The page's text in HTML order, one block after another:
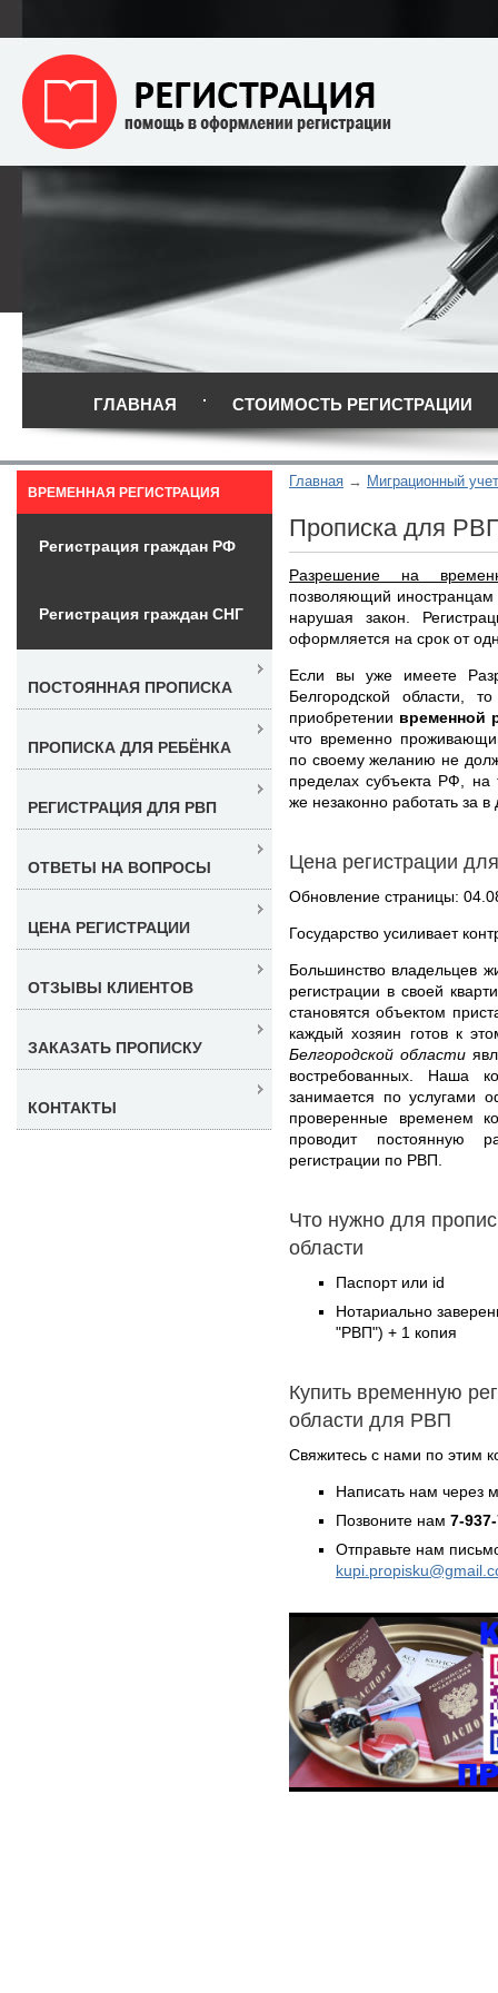
ГЛАВНАЯ СТОИМОСТЬ РЕГИСТРАЦИИ
Главная Миграционный
Прописка для
Разрешение на
позволяющий иностранцам
нарушая закон.
оформляется на срок от
Если вы уже имеете
Белгородской
приобретении временной
что временно
по своему желанию не
пределах субъекта РФ, на
же незаконно работать за в
Цена регистрации
Обновление страницы:
Государство усиливает
Большинство владельцев
регистрации в своей
становятся объектом
каждый хозяин готов к
Белгородской области
востребованных. Наша
занимается по услугами
проверенные временем
проводит постоянную
регистрации по РВП.
Что нужно для
области
Паспорт или id
Нотариально
"РВП") + 1 копия
Купить временную
области для РВП
Свяжитесь с нами по этим
Написать нам через
Позвоните нам 7-
Отправьте нам
ВРЕМЕННАЯ РЕГИСТРАЦИЯ
Регистрация граждан РФ
Регистрация граждан СНГ
ПОСТОЯННАЯ ПРОПИСКА
ПРОПИСКА ДЛЯ РЕБЁНКА
РЕГИСТРАЦИЯ ДЛЯ РВП
ОТВЕТЫ НА ВОПРОСЫ
ЦЕНА РЕГИСТРАЦИИ
ОТЗЫВЫ КЛИЕНТОВ
ЗАКАЗАТЬ ПРОПИСКУ
КОНТАКТЫ